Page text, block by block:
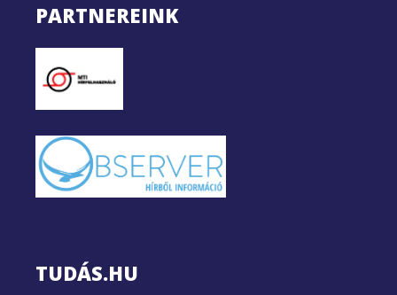
PARTNEREINK
TUDÁS.HU